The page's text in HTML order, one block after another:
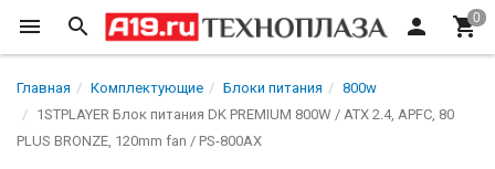
Главная Комплектующие Блоки питания
800w
1STPLAYER Блок питания DK PREMIUM 800W / ATX 2.4, APFC, 80
PLUS BRONZE, 120mm fan / PS-800AX